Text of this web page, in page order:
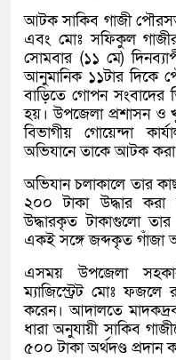
আটক সাকিব গাজী
এবং মোঃ সফিকুল গাজীর
সোমবার (১১ মে)
আনুমানিক ১১টার দিকে
বাড়িতে গোপন সংবাদের
হয়। উপজেলা প্রশাসন ও
বিভাগীয় গোয়েন্দা
অভিযানে তাকে আটক
অভিযান চলাকালে তার
২০০ টাকা উদ্ধার করা
উদ্ধারকৃত টাকাগুলো
একই সঙ্গে জব্দকৃত গাঁজা
এসময় উপজেলা
ম্যাজিস্ট্রেট মোঃ ফজলে
করেন। আদালতে
ধারা অনুযায়ী সাকিব
৫০০ টাকা অর্থদণ্ড প্রদান